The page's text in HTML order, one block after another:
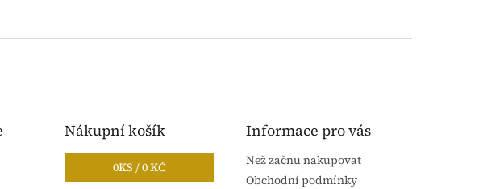
Nákupní košík
0KS /0 KČ
Informace pro vás
Než začnu nakupovat
Obchodní podmínky